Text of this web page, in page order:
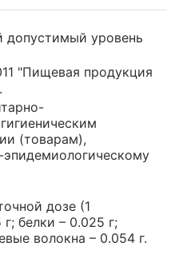
допустимый уровень
"Пищевая продукция
(товарам),
дозе (1
белки – 0.025 г;
волокна – 0.054 г.